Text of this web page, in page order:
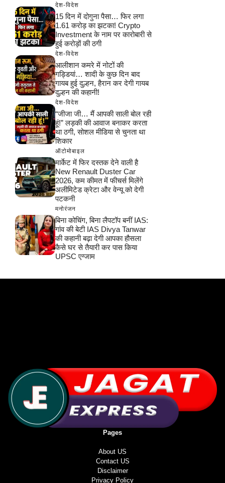
देश-विदेश
15 दिन में दोगुना पैसा… फिर लगा
1.61 करोड़ का झटका! Crypto
Investment के नाम पर कारोबारी से
हुई करोड़ों की ठगी
देश-विदेश
आलीशान कमरे में नोटों की
गड्डियां… शादी के कुछ दिन बाद
गायब हुई दुल्हन, हैरान कर देगी गायब
दुल्हन की कहानी!
देश-विदेश
“जीजा जी… मैं आपकी साली बोल रही
हूं!” लड़की की आवाज बनाकर करता
था ठगी, सोशल मीडिया से चुनता था
शिकार
ऑटोमोबाइल
मार्केट में फिर दस्तक देने वाली है
New Renault Duster Car
2026, कम कीमत में फीचर्स मिलेंगे
अलीमिटेड क्रेटा और वेन्यू को देगी
पटकनी
मनोरंजन
बिना कोचिंग, बिना लैपटॉप बनीं IAS:
गांव की बेटी IAS Divya Tanwar
की कहानी बढ़ा देगी आपका हौसला
कैसे घर से तैयारी कर पास किया
UPSC एग्जाम
Pages
About US
Contact US
Disclaimer
Privacy Policy